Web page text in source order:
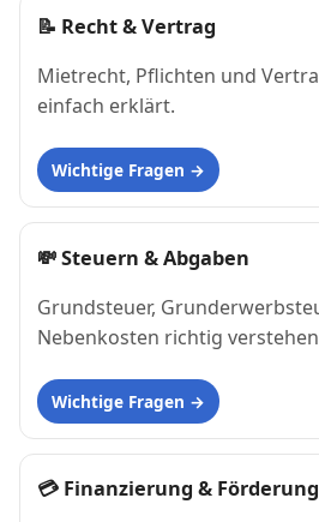
📝 Recht & Vertrag
Mietrecht, Pflichten und
einfach erklärt.
Wichtige Fragen
💸Steuern & Abgaben
Grundsteuer,
Nebenkosten richtig
Wichtige Fragen
💳 Finanzierung & Förderung